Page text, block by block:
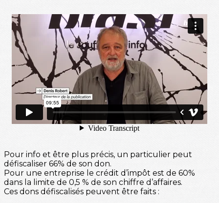
Pour info et être plus précis, un particulier peut
défiscaliser 66% de son don.
Pour une entreprise le crédit d’impôt est de 60%
dans la limite de 0,5 % de son chiffre d’affaires.
Ces dons défiscalisés peuvent être faits :